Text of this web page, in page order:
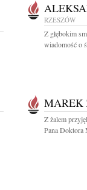
RZESZÓW
Z głębokim
wiadomość o
MAREK
Z żalem
Pana Doktora